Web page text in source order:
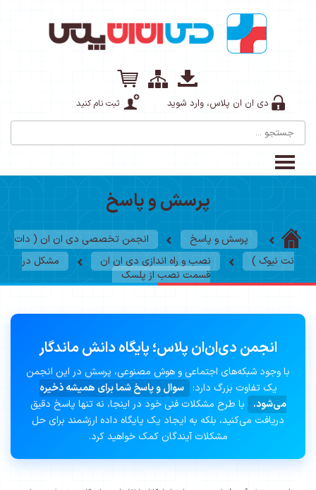
دی ان ان پلاس، وارد شوید ثبت نام کنید
پرسش و پاسخ
پرسش و پاسخ
انجمن تخصصی دی ان ان ( دات
نت نیوک )
نصب و راه اندازی دی ان ان
مشکل در
قسمت نصب از پلسک
انجمن دی‌ان‌ان پلاس؛ پایگاه دانش ماندگار
با وجود شبکه‌های اجتماعی و هوش مصنوعی، پرسش در این انجمن
یک تفاوت بزرگ دارد: سوال و پاسخ شما برای همیشه ذخیره
می‌شود.
با طرح مشکلات فنی خود در اینجا، نه تنها پاسخ دقیق
دریافت می‌کنید، بلکه به ایجاد یک پایگاه داده ارزشمند برای حل
مشکلات آیندگان کمک خواهید کرد.